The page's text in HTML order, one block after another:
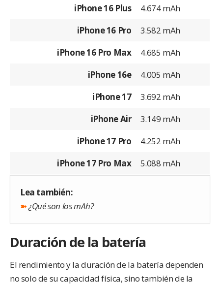
iPhone 16 Plus
4.674 mAh
iPhone 16 Pro
3.582 mAh
iPhone 16 Pro Max
4.685 mAh
iPhone 16e
4.005 mAh
iPhone 17
3.692 mAh
iPhone Air
3.149 mAh
iPhone 17 Pro
4.252 mAh
iPhone 17 Pro Max
5.088 mAh
Lea también:
➽¿Qué son los mAh?
Duración de la batería
El rendimiento y la duración de la batería dependen
no solo de su capacidad física, sino también de la